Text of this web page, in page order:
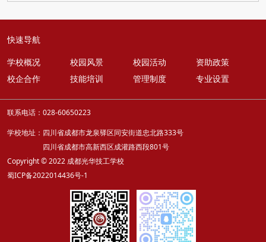
快速导航
学校概况
校园风景 校园活动
资助政策
校企合作
技能培训 管理制度 专业设置
联系电话：028-60650223
学校地址：四川省成都市龙泉驿区同安街道忠北路333号
四川省成都市高新西区成灌路西段801号
Copyright © 2022 成都光华技工学校
蜀ICP备2022014436号-1